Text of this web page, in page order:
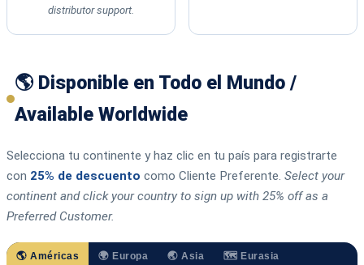
distributor support.
🌎 Disponible en Todo el Mundo /
Available Worldwide
Selecciona tu continente y haz clic en tu país para registrarte
con 25% de descuento como Cliente Preferente. Select your
continent and click your country to sign up with 25% off as a
Preferred Customer.
🌎 Américas 🌍 Europa 🌏 Asia 🗺️ Eurasia